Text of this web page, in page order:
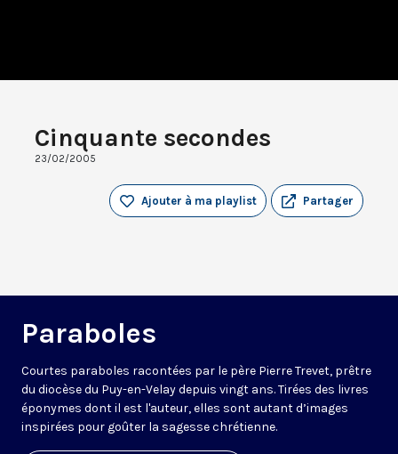
Cinquante secondes
23/02/2005
Partager
Ajouter à ma playlist
Paraboles
Courtes paraboles racontées par le père Pierre Trevet, prêtre
du diocèse du Puy-en-Velay depuis vingt ans. Tirées des livres
éponymes dont il est l'auteur, elles sont autant d’images
inspirées pour goûter la sagesse chrétienne.